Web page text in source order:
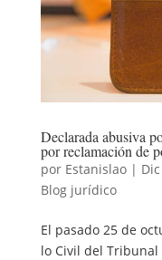
Declarada abusiva
por reclamación de
por Estanislao|
Blog jurídico
El pasado 25 de
lo Civil del Tribunal